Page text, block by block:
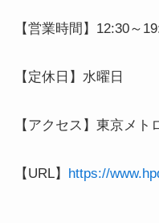
【営業時間】12:30～
【定休日】水曜日
【アクセス】東京メ
【URL】 https://